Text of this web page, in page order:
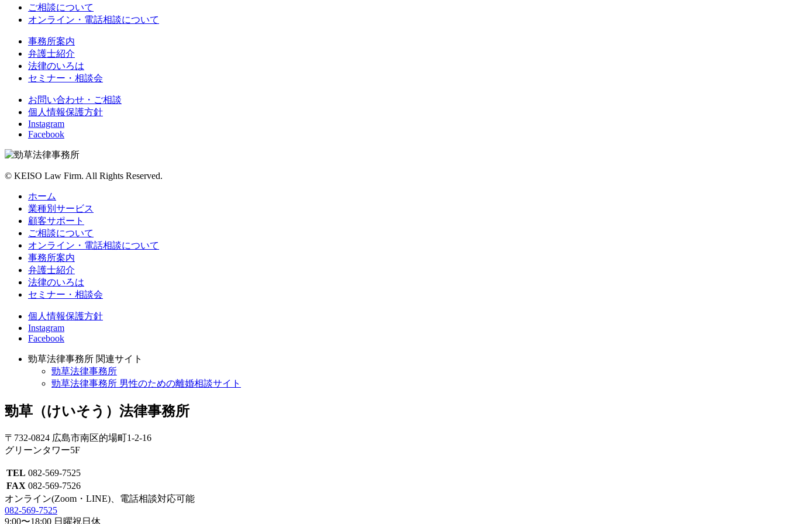
ご相談について
オンライン・電話相談について
事務所案内
弁護士紹介
法律のいろは
セミナー・相談会
お問い合わせ・ご相談
個人情報保護方針
Instagram
Facebook
© KEISO Law Firm. All Rights Reserved.
ホーム
業種別サービス
顧客サポート
ご相談について
オンライン・電話相談について
事務所案内
弁護士紹介
法律のいろは
セミナー・相談会
個人情報保護方針
Instagram
Facebook
勁草法律事務所 関連サイト
勁草法律事務所
勁草法律事務所 男性のための離婚相談サイト
勁草 （けいそう） 法律事務所
〒732-0824 広島市南区的場町1-2-16
グリーンタワー5F
TEL 082-569-7525
FAX 082-569-7526
オンライン(Zoom・LINE)、電話相談対応可能
082-569-7525
9:00〜18:00 日曜祝日休